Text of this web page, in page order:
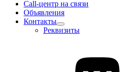
Call-центр на связи
Объявления
Контакты
Реквизиты